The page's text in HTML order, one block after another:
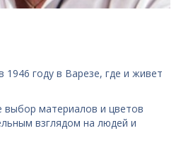
1946 году в Варезе, где и живет
материалов и цветов
взглядом на людей и